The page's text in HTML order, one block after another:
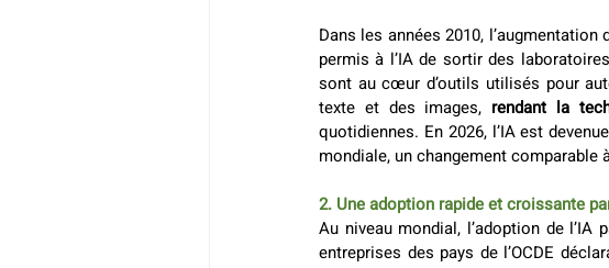
Dans les années 2010,
permis à l’IA de sortir des
sont au cœur d’outils utilisés pour
texte et des images, rendant la
quotidiennes. En 2026, l’IA est
mondiale, un changement comparable
2. Une adoption rapide et croissante
Au niveau mondial, l’adoption de
entreprises des pays de l’OCDE